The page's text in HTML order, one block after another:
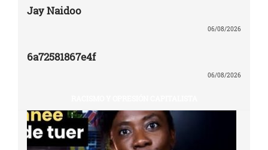
Jay Naidoo
06/08/2026
6a72581867e4f
06/08/2026